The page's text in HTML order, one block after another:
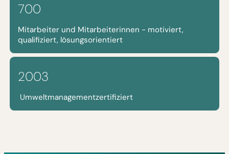
700
Mitarbeiter und Mitarbeiterinnen - motiviert,
qualifiziert, lösungsorientiert
2003
Umweltmanagementzertifiziert